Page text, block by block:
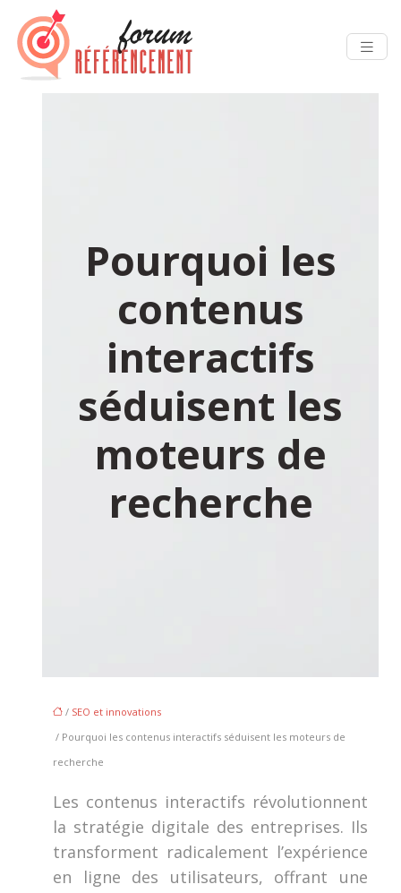
Pourquoi les
contenus
interactifs
séduisent les
moteurs de
recherche
/ SEO et innovations
/ Pourquoi les contenus interactifs séduisent les moteurs de
recherche
Les contenus interactifs révolutionnent
la stratégie digitale des entreprises. Ils
transforment radicalement l’expérience
en ligne des utilisateurs, offrant une